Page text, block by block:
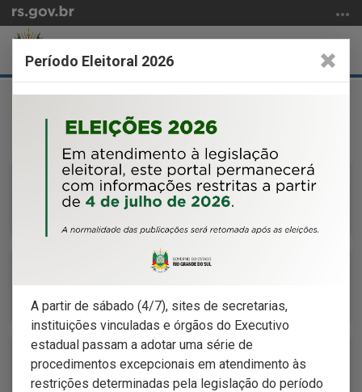
para
conteúdo
a
busca
Início
Período Eleitoral 2026
A partir de sábado (4/7), sites de secretarias,
instituições vinculadas e órgãos do Executivo
estadual passam a adotar uma série de
procedimentos excepcionais em atendimento às
restrições determinadas pela legislação do período
Serviços e Informações
Carta de Serviços
Manual de Boas Práticas de Atos
Links Úteis